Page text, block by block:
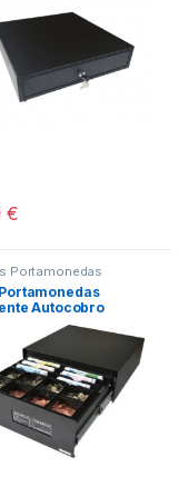
Las opciones se
€
Portamonedas
Autocobro